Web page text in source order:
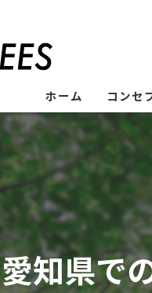
ホーム コンセ
愛知県で